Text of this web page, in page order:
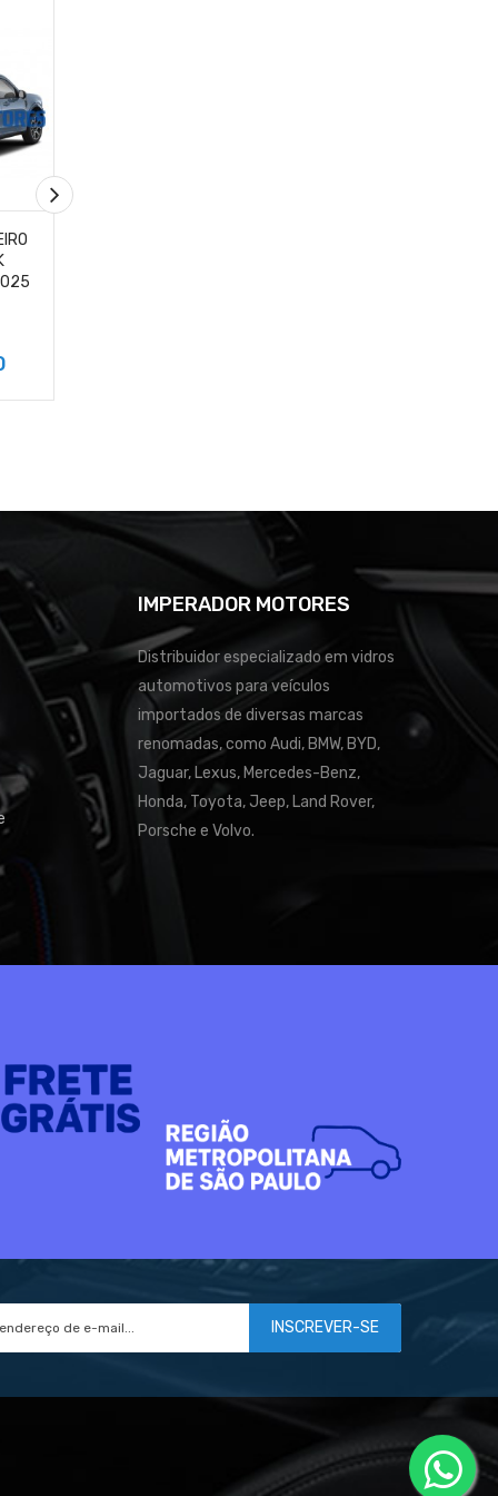
IMPERADOR MOTORES
Distribuidor especializado em vidros
automotivos para veículos
importados de diversas marcas
renomadas, como Audi, BMW, BYD,
Jaguar, Lexus, Mercedes-Benz,
Honda, Toyota, Jeep, Land Rover,
Porsche e Volvo.
INSCREVER-SE